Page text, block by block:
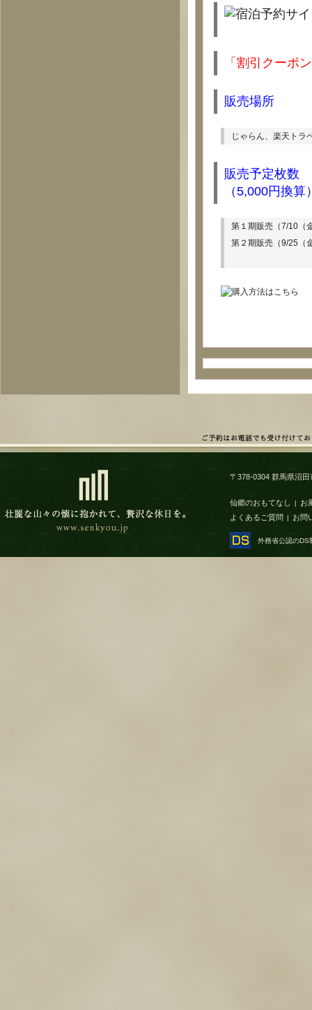
「割引クーポ
販売場所
じゃらん、 楽天トラ
販売予定枚数
（5,000円換算
第１期販売（7/10（
第２期販売（9/25（
〒378-0304 群馬県沼
仙郷のおもてなし |
お
よくあるご質問 | お問
外務省公認のDS